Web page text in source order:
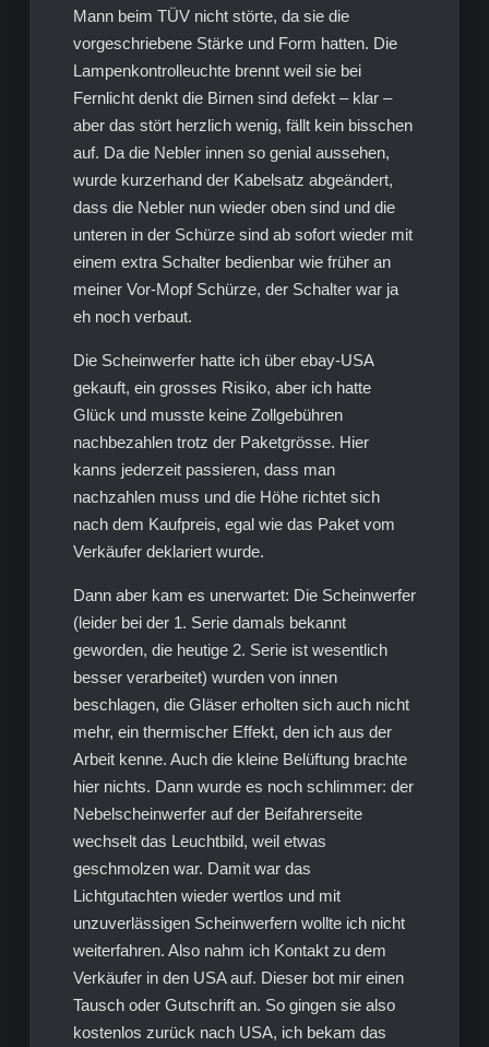
Mann beim TÜV nicht störte, da sie die
vorgeschriebene Stärke und Form hatten. Die
Lampenkontrolleuchte brennt weil sie bei
Fernlicht denkt die Birnen sind defekt – klar –
aber das stört herzlich wenig, fällt kein bisschen
auf. Da die Nebler innen so genial aussehen,
wurde kurzerhand der Kabelsatz abgeändert,
dass die Nebler nun wieder oben sind und die
unteren in der Schürze sind ab sofort wieder mit
einem extra Schalter bedienbar wie früher an
meiner Vor-Mopf Schürze, der Schalter war ja
eh noch verbaut.
Die Scheinwerfer hatte ich über ebay-USA
gekauft, ein grosses Risiko, aber ich hatte
Glück und musste keine Zollgebühren
nachbezahlen trotz der Paketgrösse. Hier
kanns jederzeit passieren, dass man
nachzahlen muss und die Höhe richtet sich
nach dem Kaufpreis, egal wie das Paket vom
Verkäufer deklariert wurde.
Dann aber kam es unerwartet: Die Scheinwerfer
(leider bei der 1. Serie damals bekannt
geworden, die heutige 2. Serie ist wesentlich
besser verarbeitet) wurden von innen
beschlagen, die Gläser erholten sich auch nicht
mehr, ein thermischer Effekt, den ich aus der
Arbeit kenne. Auch die kleine Belüftung brachte
hier nichts. Dann wurde es noch schlimmer: der
Nebelscheinwerfer auf der Beifahrerseite
wechselt das Leuchtbild, weil etwas
geschmolzen war. Damit war das
Lichtgutachten wieder wertlos und mit
unzuverlässigen Scheinwerfern wollte ich nicht
weiterfahren. Also nahm ich Kontakt zu dem
Verkäufer in den USA auf. Dieser bot mir einen
Tausch oder Gutschrift an. So gingen sie also
kostenlos zurück nach USA, ich bekam das